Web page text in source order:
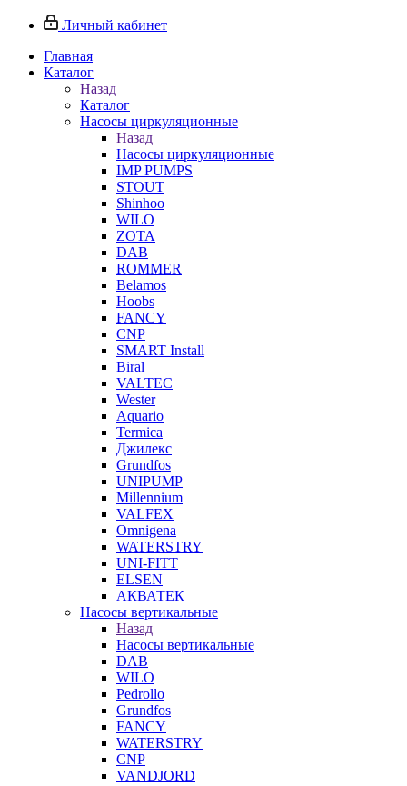
Личный кабинет
Главная
Каталог
Назад
Каталог
Насосы циркуляционные
Назад
Насосы циркуляционные
IMP PUMPS
STOUT
Shinhoo
WILO
ZOTA
DAB
ROMMER
Belamos
Hoobs
FANCY
CNP
SMART Install
Biral
VALTEC
Wester
Aquario
Termica
Джилекс
Grundfos
UNIPUMP
Millennium
VALFEX
Omnigena
WATERSTRY
UNI-FITT
ELSEN
АКВАТЕК
Насосы вертикальные
Назад
Насосы вертикальные
DAB
WILO
Pedrollo
Grundfos
FANCY
WATERSTRY
CNP
VANDJORD